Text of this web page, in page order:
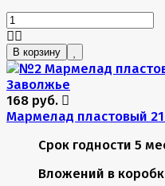
В корзину
168 руб.
Мармелад пластовый
Срок годности 5
Вложений в